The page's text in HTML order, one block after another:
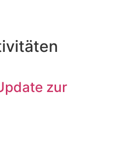
zur